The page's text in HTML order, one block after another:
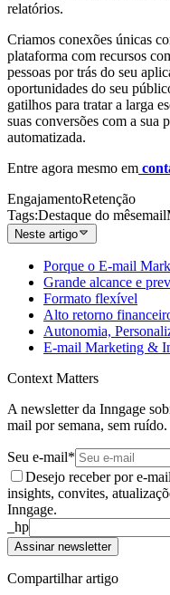
relatórios.
Criamos conexões únicas
plataforma com recursos
pessoas por trás do seu
oportunidades do seu
gatilhos para tratar a larga
suas conversões com a sua
automatizada.
Entre agora mesmo em
EngajamentoRetenção
Tags:Destaque do mêsemail
Neste artigo
Porque o E-mail
Grande alcance e
Formato flexível
Alto retorno
Autonomia,
E-mail Marketing &
Context Matters
A newsletter da Inngage
mail por semana, sem ruído.
Seu e-mail*
Desejo receber por e-
insights, convites,
Inngage.
_hp
Assinar newsletter
Compartilhar artigo